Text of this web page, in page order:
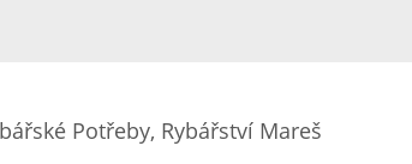
Potřeby, Rybářství Mareš